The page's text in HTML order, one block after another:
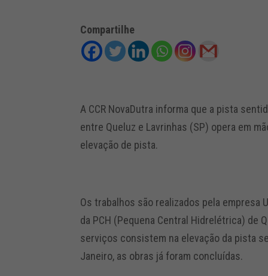
Compartilhe
A CCR NovaDutra informa que a pista
entre Queluz e Lavrinhas (SP) opera em
elevação de pista.
Os trabalhos são realizados pela empresa
da PCH (Pequena Central Hidrelétrica) de
serviços consistem na elevação da pista
Janeiro, as obras já foram concluídas.